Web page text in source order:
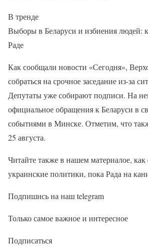
В тренде
Выборы в Беларуси и избиения людей:
Раде
Как сообщали новости «Сегодня»,
собраться на срочное заседание из-за
Депутаты уже собирают подписи. На
официальное обращения к Беларуси в
событиями в Минске. Отметим, что
25 августа.
Читайте также в нашем материалое,
украинские политики, пока Рада на
Подпишись на наш telegram
Только самое важное и интересное
Подписаться